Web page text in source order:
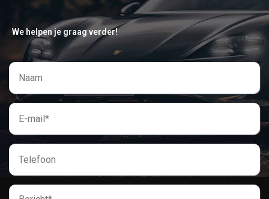
We helpen je graag verder!